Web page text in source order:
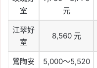
室
元
江翠好
室
8,560 元
鶯陶安
5,000～5,520